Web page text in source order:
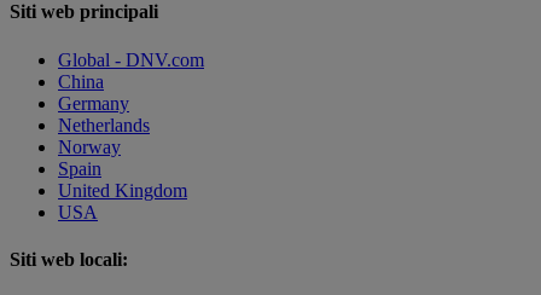
Siti web principali
Global - DNV.com
China
Germany
Netherlands
Norway
Spain
United Kingdom
USA
Siti web locali: